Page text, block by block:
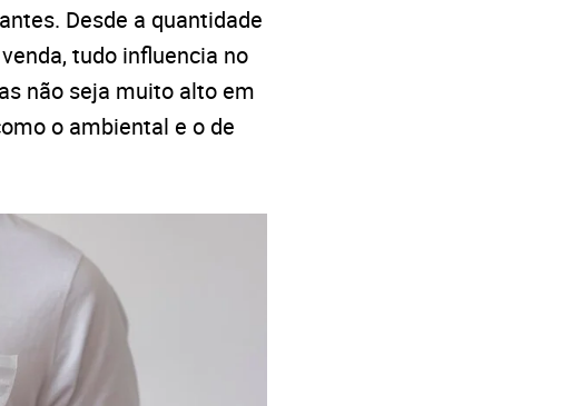
Desde a quantidade
tudo influencia no
não seja muito alto em
o ambiental e o de